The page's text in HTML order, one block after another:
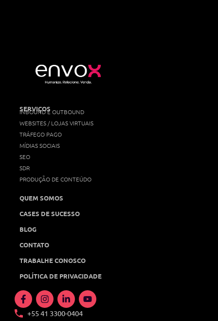
SERVIÇOS
INBOUND E OUTBOUND
WEBSITES / LOJAS VIRTUAIS
TRÁFEGO PAGO
MÍDIAS SOCIAIS
SEO
SDR
PRODUÇÃO DE CONTEÚDO
QUEM SOMOS
CASES DE SUCESSO
BLOG
CONTATO
TRABALHE CONOSCO
POLÍTICA DE PRIVACIDADE
+55 41 3300-0404